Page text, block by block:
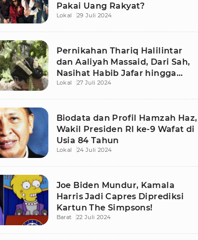
Pakai Uang Rakyat?
Lokal 29 Juli 2024
Pernikahan Thariq Halilintar
dan Aaliyah Massaid, Dari Sah,
Nasihat Habib Jafar hingga
Bobo Bareng
Lokal 27 Juli 2024
Biodata dan Profil Hamzah Haz,
Wakil Presiden RI ke-9 Wafat di
Usia 84 Tahun
Lokal 24 Juli 2024
Joe Biden Mundur, Kamala
Harris Jadi Capres Diprediksi
Kartun The Simpsons!
Barat 22 Juli 2024